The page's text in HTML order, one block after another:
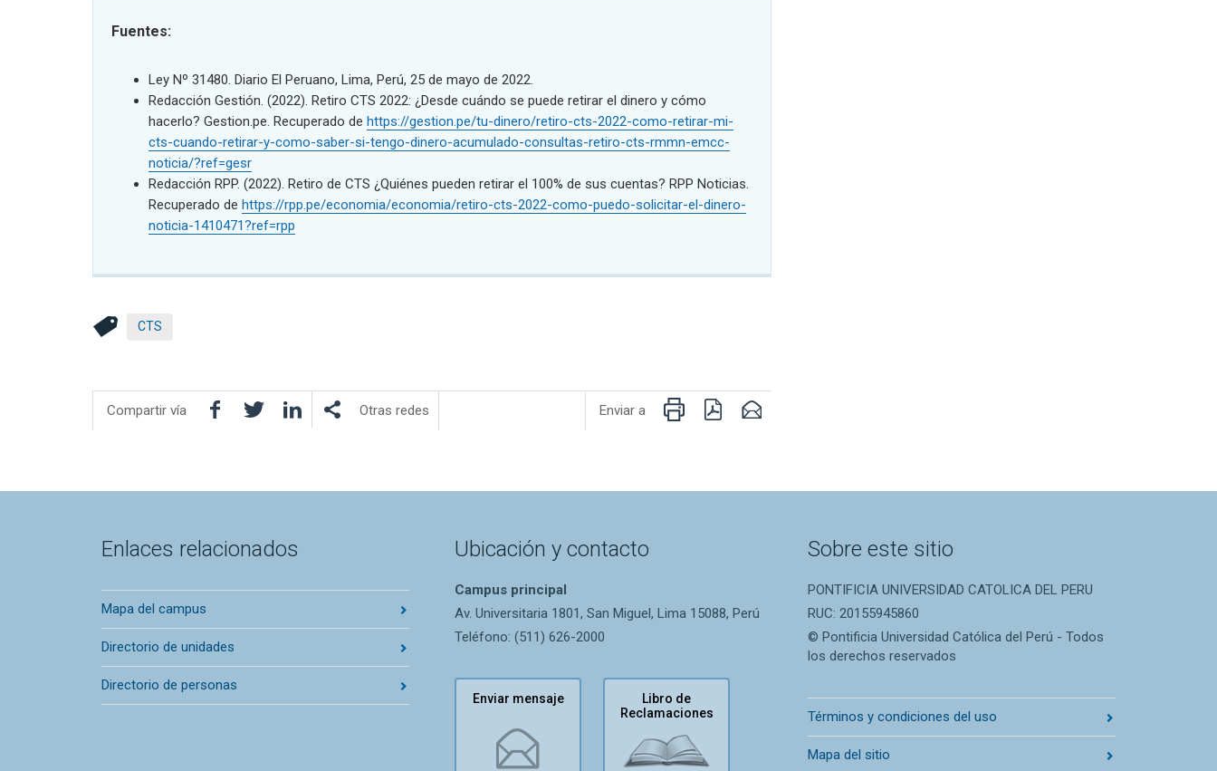
Fuentes:
Ley Nº 31480. Diario El Peruano, Lima, Perú, 25 de mayo de 2022.
Redacción Gestión. (2022). Retiro CTS 2022: ¿Desde cuándo se puede retirar el dinero y cómo
hacerlo? Gestion.pe. Recuperado de https://gestion.pe/tu-dinero/retiro-cts-2022-como-retirar-mi-
cts-cuando-retirar-y-como-saber-si-tengo-dinero-acumulado-consultas-retiro-cts-rmmn-emcc-
noticia/?ref=gesr
Redacción RPP. (2022). Retiro de CTS ¿Quiénes pueden retirar el 100% de sus cuentas? RPP Noticias.
Recuperado de https://rpp.pe/economia/economia/retiro-cts-2022-como-puedo-solicitar-el-dinero-
noticia-1410471?ref=rpp
CTS
Compartir vía FacebookTwitter LinkedIn Otras redes Enviar a ImprimirPDF Email
Enlaces relacionados
Mapa del campus
Directorio de unidades
Directorio de personas
Ubicación y contacto
Campus principal
Av. Universitaria 1801, San Miguel, Lima 15088, Perú
Teléfono: (511) 626-2000
Enviar mensaje
Libro de
Reclamaciones
Sobre este sitio
PONTIFICIA UNIVERSIDAD CATOLICA DEL PERU
RUC: 20155945860
© Pontificia Universidad Católica del Perú - Todos
los derechos reservados
Términos y condiciones del uso
Mapa del sitio